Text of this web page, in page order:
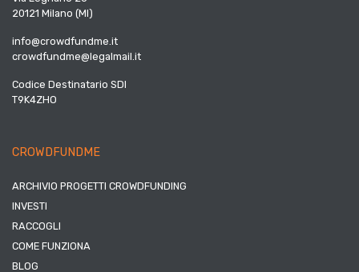
20121 Milano (MI)
info@crowdfundme.it
crowdfundme@legalmail.it
Codice Destinatario SDI
T9K4ZHO
CROWDFUNDME
ARCHIVIO PROGETTI CROWDFUNDING
INVESTI
RACCOGLI
COME FUNZIONA
BLOG